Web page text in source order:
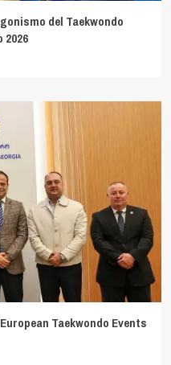
del Taekwondo
Taekwondo Events